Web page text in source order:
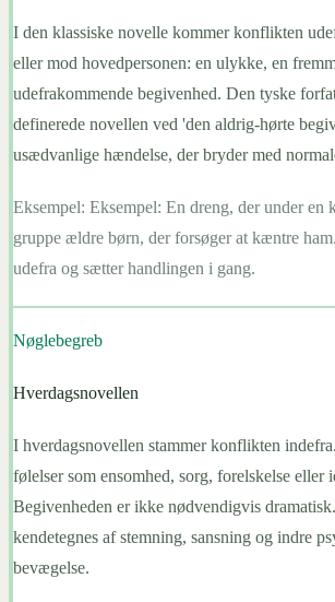
I den klassiske novelle kommer konflikten
eller mod hovedpersonen: en ulykke, en
udefrakommende begivenhed. Den tyske
definerede novellen ved 'den aldrig-hørte
usædvanlige hændelse, der bryder med
Eksempel: Eksempel: En dreng, der under en
gruppe ældre børn, der forsøger at kæntre
udefra og sætter handlingen i gang.
Nøglebegreb
Hverdagsnovellen
I hverdagsnovellen stammer konflikten
følelser som ensomhed, sorg, forelskelse eller
Begivenheden er ikke nødvendigvis
kendetegnes af stemning, sansning og indre
bevægelse.